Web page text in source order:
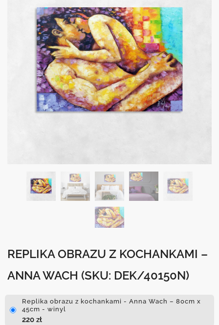
REPLIKA OBRAZU Z KOCHANKAMI –
ANNA WACH (SKU: DEK/40150N)
Replika obrazu z kochankami - Anna Wach – 80cm x
45cm - winyl
220 zł